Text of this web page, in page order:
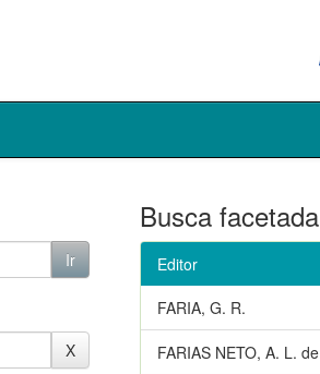
Busca facetada
Editor
FARIA, G. R.
FARIAS NETO, A. L. de